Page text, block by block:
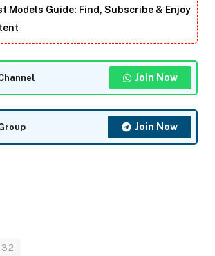
Models Guide: Find, Subscribe & Enjoy
Join Now
Join Now
32